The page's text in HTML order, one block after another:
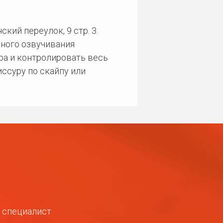
переулок, 9 стр. 3.
озвучивания
и контролировать весь
по скайпу или